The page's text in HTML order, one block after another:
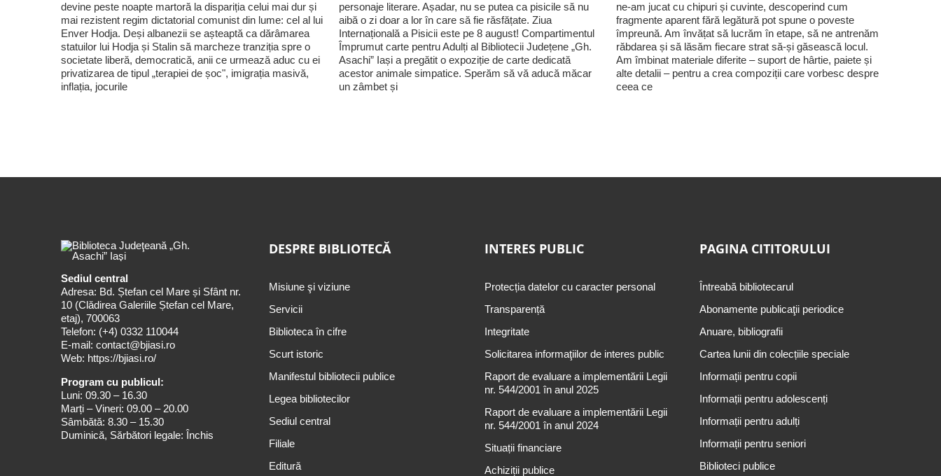
devine peste noapte martoră la dispariția celui mai dur și
mai rezistent regim dictatorial comunist din lume: cel al lui
Enver Hodja. Deși albanezii se așteaptă ca dărâmarea
statuilor lui Hodja și Stalin să marcheze tranziția spre o
societate liberă, democratică, anii ce urmează aduc cu ei
privatizarea de tipul „terapiei de șoc", imigrația masivă,
inflația, jocurile
personaje literare. Așadar, nu se putea ca pisicile să nu
aibă o zi doar a lor în care să fie răsfățate. Ziua
Internațională a Pisicii este pe 8 august! Compartimentul
Împrumut carte pentru Adulți al Bibliotecii Județene „Gh.
Asachi” Iași a pregătit o expoziție de carte dedicată
acestor animale simpatice. Sperăm să vă aducă măcar
un zâmbet și
ne-am jucat cu chipuri și cuvinte, descoperind cum
fragmente aparent fără legătură pot spune o poveste
împreună. Am învățat să lucrăm în etape, să ne antrenăm
răbdarea și să lăsăm fiecare strat să-și găsească locul.
Am îmbinat materiale diferite – suport de hârtie, paiete și
alte detalii – pentru a crea compoziții care vorbesc despre
ceea ce
Sediul central
Adresa: Bd. Ștefan cel Mare și Sfânt nr.
10 (Clădirea Galeriile Ștefan cel Mare,
etaj), 700063
Telefon: (+4) 0332 110044
E-mail: contact@bjiasi.ro
Web: https://bjiasi.ro/
Program cu publicul:
Luni: 09.30 – 16.30
Marți – Vineri: 09.00 – 20.00
Sâmbătă: 8.30 – 15.30
Duminică, Sărbători legale: Închis
DESPRE BIBLIOTECĂ
Misiune şi viziune
Servicii
Biblioteca în cifre
Scurt istoric
Manifestul bibliotecii publice
Legea bibliotecilor
Sediul central
Filiale
Editură
INTERES PUBLIC
Protecția datelor cu caracter personal
Transparență
Integritate
Solicitarea informaţiilor de interes public
Raport de evaluare a implementării Legii
nr. 544/2001 în anul 2025
Raport de evaluare a implementării Legii
nr. 544/2001 în anul 2024
Situații financiare
Achiziții publice
PAGINA CITITORULUI
Întreabă bibliotecarul
Abonamente publicaţii periodice
Anuare, bibliografii
Cartea lunii din colecțiile speciale
Informații pentru copii
Informații pentru adolescenți
Informații pentru adulți
Informații pentru seniori
Biblioteci publice